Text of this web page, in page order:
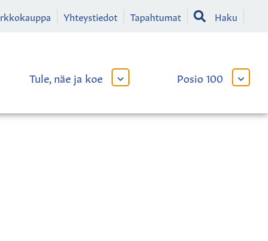
Yhteystiedot Tapahtumat Haku
Tule, näe ja koe
AVAA
ALAVALIKKO
Posio 100
AVAA